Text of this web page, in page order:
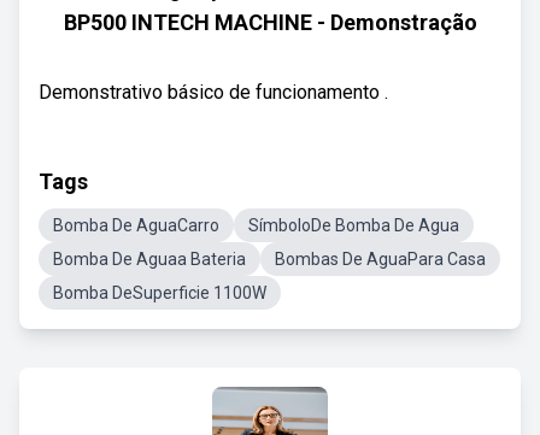
BP500 INTECH MACHINE - Demonstração
Demonstrativo básico de funcionamento .
Tags
Bomba De AguaCarro
SímboloDe Bomba De Agua
Bomba De Aguaa Bateria
Bombas De AguaPara Casa
Bomba DeSuperficie 1100W